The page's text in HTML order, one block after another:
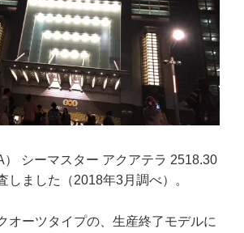
） シーマスター アクアテラ 2518.30
しました（2018年3月調べ）。
オーツタイプの、生産終了モデルに